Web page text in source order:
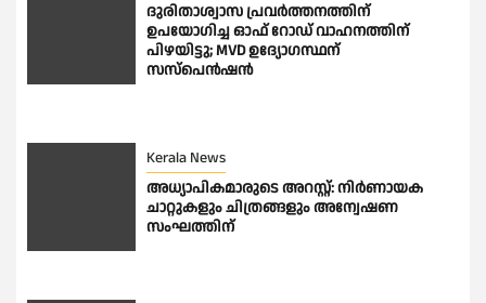
ദുരിതാശ്വാസ പ്രവർത്തനത്തിന്
ഉപയോഗിച്ച ഓഫ് റോഡ് വാഹനത്തിന്
പിഴയിട്ടു; MVD ഉദ്യോഗസ്ഥന്
സസ്പെൻഷൻ
Kerala News
അധ്യാപികമാരുടെ അറസ്റ്റ്: നിർണായക
ചാറ്റുകളും ചിത്രങ്ങളും അന്വേഷണ
സംഘത്തിന്